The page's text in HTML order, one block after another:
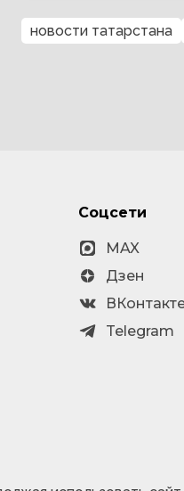
новости татарстана
Соцсети
MAX
Дзен
Telegram